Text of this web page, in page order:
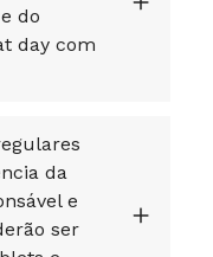
do
day com
da
e
ser